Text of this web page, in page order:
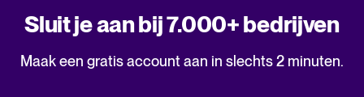
Sluit je aan bij 7.000+ bedrijven
Maak een gratis account aan in slechts 2 minuten.